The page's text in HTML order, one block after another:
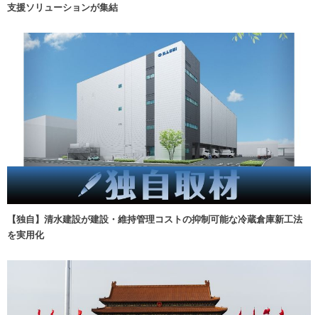
支援ソリューションが集結
【独自】清水建設が建設・維持管理コストの抑制可能な冷蔵倉庫新工法
を実用化